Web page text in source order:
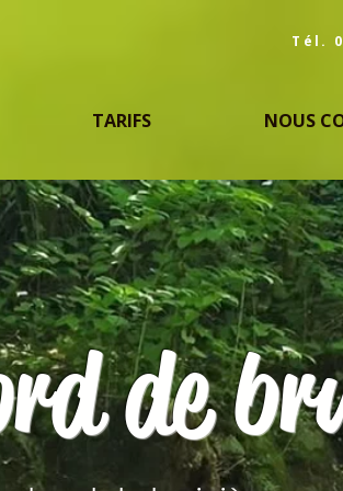
Tél.
TARIFS NOUS
de